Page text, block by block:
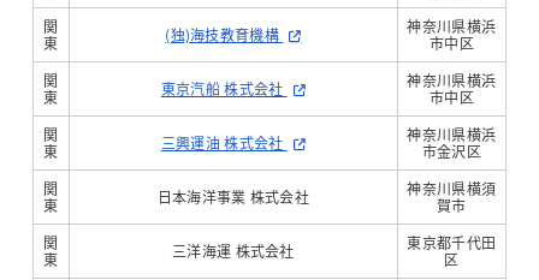
関
東
(独)海技教育機構
神奈川県横浜
市中区
関
東
東京汽船 株式会社
神奈川県横浜
市中区
関
東
三興運油 株式会社
神奈川県横浜
市金沢区
関
東
日本海洋事業 株式会社
神奈川県横須
賀市
関
東
三洋海運 株式会社
東京都千代田
区